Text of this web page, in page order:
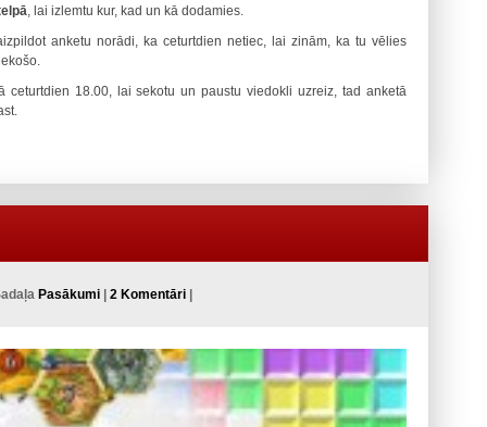
, lai izlemtu kur, kad un kā dodamies.
anketu norādi, ka ceturtdien netiec, lai zinām, ka tu vēlies
ceturtdien 18.00, lai sekotu un paustu viedokli uzreiz, tad anketā
Pasākumi | 2 Komentāri |